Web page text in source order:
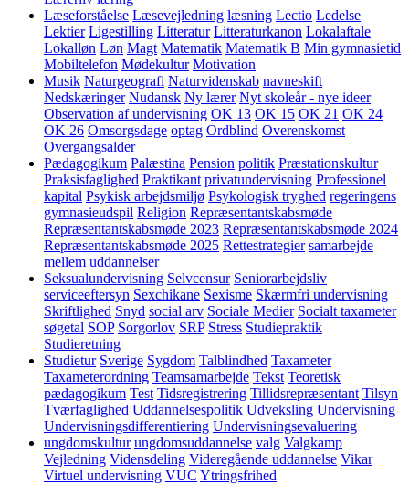
Læseforståelse Læsevejledning læsning Lectio Ledelse
Lektier Ligestilling Litteratur Litteraturkanon Lokalaftale
Lokalløn Løn Magt Matematik Matematik B Min gymnasietid
Mobiltelefon Mødekultur Motivation
Musik Naturgeografi Naturvidenskab navneskift
Nedskæringer Nudansk Ny lærer Nyt skoleår - nye ideer
Observation af undervisning OK 13 OK 15 OK 21 OK 24
OK 26 Omsorgsdage optag Ordblind Overenskomst
Overgangsalder
Pædagogikum Palæstina Pension politik Præstationskultur
Praksisfaglighed Praktikant privatundervisning Professionel
kapital Psykisk arbejdsmiljø Psykologisk tryghed regeringens
gymnasieudspil Religion Repræsentantskabsmøde
Repræsentantskabsmøde 2023 Repræsentantskabsmøde 2024
Repræsentantskabsmøde 2025 Rettestrategier samarbejde
mellem uddannelser
Seksualundervisning Selvcensur Seniorarbejdsliv
serviceeftersyn Sexchikane Sexisme Skærmfri undervisning
Skriftlighed Snyd social arv Sociale Medier Socialt taxameter
søgetal SOP Sorgorlov SRP Stress Studiepraktik
Studieretning
Studietur Sverige Sygdom Talblindhed Taxameter
Taxameterordning Teamsamarbejde Tekst Teoretisk
pædagogikum Test Tidsregistrering Tillidsrepræsentant Tilsyn
Tværfaglighed Uddannelsespolitik Udveksling Undervisning
Undervisningsdifferentiering Undervisningsevaluering
ungdomskultur ungdomsuddannelse valg Valgkamp
Vejledning Vidensdeling Videregående uddannelse Vikar
Virtuel undervisning VUC Ytringsfrihed